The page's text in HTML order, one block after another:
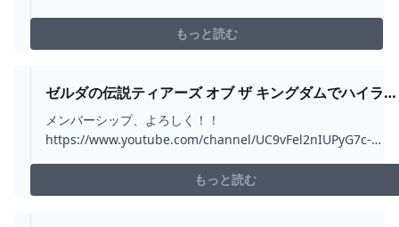
もっと読む
ゼルダの伝説ティアーズ オブ ザ キングダムでハイラル
を救う！！ WONDERFUL ZELDA PART49 -
メンバーシップ、よろしく！！
https://www.youtube.com/channel/UC9vFel2nIUPyG7c-
PARIShttps://paypayfleamarket.yahoo.co.jp/item/
メルカリ KEINO PAR...
もっと読む